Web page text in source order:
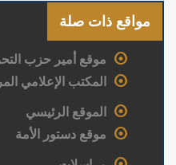
مواقع ذات صلة
موقع أمير حزب
المكتب الإعلامي
الموقع الرئيسي
موقع دستور الأمة